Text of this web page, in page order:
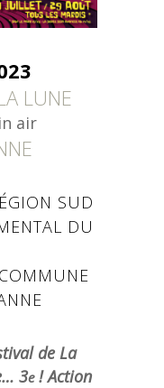
LUNE
air
SUD
DU
de La
3e! Action